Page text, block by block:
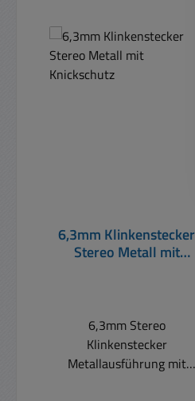
6,3mm Klinkenstecker
Stereo Metall mit
6,3mm Stereo
Klinkenstecker
Metallausführung mit